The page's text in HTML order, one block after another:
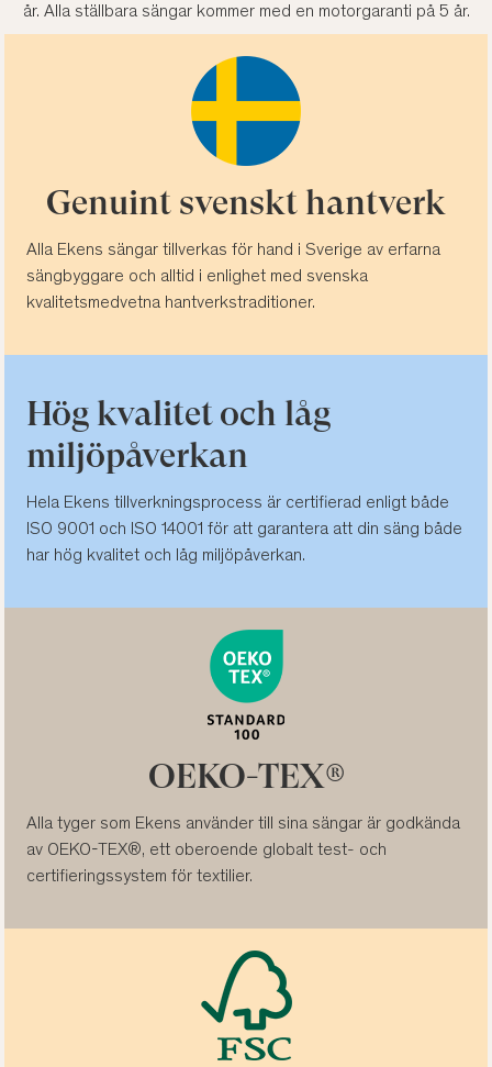
år. Alla ställbara sängar kommer med en motorgaranti på 5 år.
Genuint svenskt hantverk
Alla Ekens sängar tillverkas för hand i Sverige av erfarna
sängbyggare och alltid i enlighet med svenska
kvalitetsmedvetna hantverkstraditioner.
Hög kvalitet och låg
miljöpåverkan
Hela Ekens tillverkningsprocess är certifierad enligt både
ISO 9001 och ISO 14001 för att garantera att din säng både
har hög kvalitet och låg miljöpåverkan.
OEKO-TEX®
Alla tyger som Ekens använder till sina sängar är godkända
av OEKO-TEX®, ett oberoende globalt test- och
certifieringssystem för textilier.